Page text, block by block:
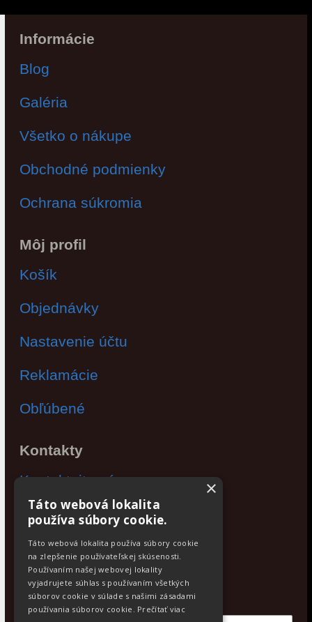
Informácie
Blog
Galéria
Všetko o nákupe
Obchodné podmienky
Ochrana súkromia
Môj profil
Košík
Objednávky
Nastavenie účtu
Reklamácie
Obľúbené
Kontakty
Kontaktujte nás
Po - Pia: 9:00 - 17:00
Newsletter
Odoberajte aktuálne novinky
×
Táto webová lokalita
používa súbory cookie.
Táto webová lokalita používa súbory cookie
na zlepšenie používateľskej skúsenosti.
Používaním našej webovej lokality
vyjadrujete súhlas s používaním všetkých
súborov cookie v súlade s našimi zásadami
používania súborov cookie. Prečítať viac